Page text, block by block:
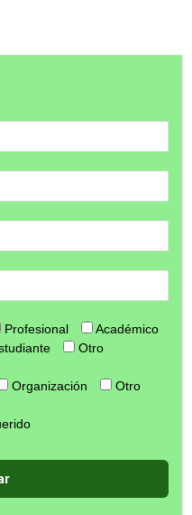
Profesional
Académico
Otro
Organización Otro